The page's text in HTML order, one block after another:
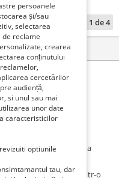
1 de4
Contact
Race Kids
în urmă
jacheta Nurren de la
fetite este fabricata dintr-o
persoanele
și/sau
selectarea
reclame
crearea
conținutului
cercetărilor
audiență,
si unul sau mai
unor date
caracteristicilor
optiunile
tau, dar